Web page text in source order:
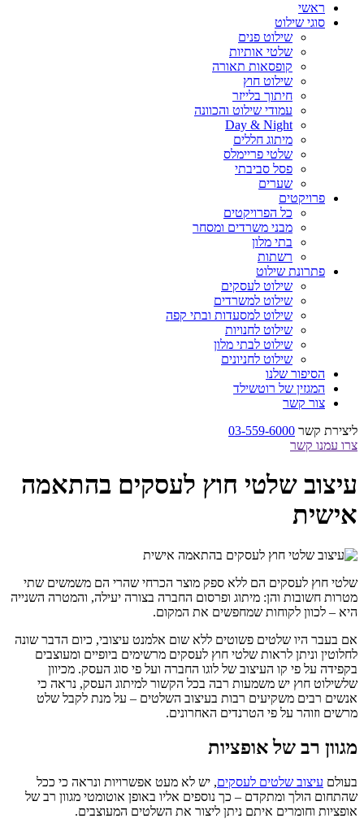
ראשי
סוגי שילוט
שילוט פנים
שלטי אותיות
קופסאות תאורה
שילוט חוץ
חיתוך בלייזר
עמודי שילוט והכוונה
Day & Night
מיתוג חללים
שלטי פריימלס
פסל סביבתי
שערים
פרויקטים
כל הפרויקטים
מבני משרדים ומסחר
בתי מלון
רשתות
פתרונת שילוט
שילוט לעסקים
שילוט למשרדים
שילוט למסעדות ובתי קפה
שילוט לחנויות
שילוט לבתי מלון
שילוט לחניונים
הסיפור שלנו
המגזין של רוטשילד
צור קשר
ליצירת קשר 03-559-6000
צרו עמנו קשר
עיצוב שלטי חוץ לעסקים בהתאמה
אישית
שלטי חוץ לעסקים הם ללא ספק מוצר הכרחי שהרי הם משמשים שתי
מטרות חשובות והן: מיתוג ופרסום החברה בצורה יעילה, והמטרה השנייה
היא – לכוון לקוחות שמחפשים את המקום.
אם בעבר היו שלטים פשוטים ללא שום אלמנט עיצובי, כיום הדבר שונה
לחלוטין וניתן לראות שלטי חוץ לעסקים מרשימים ביופיים ומעוצבים
בקפידה על פי קו העיצוב של לוגו החברה ועל פי סוג העסק. מכיוון
שלשילוט חוץ יש משמעות רבה בכל הקשור למיתוג העסק, נראה כי
אנשים רבים משקיעים רבות בעיצוב השלטים – על מנת לקבל שלט
מרשים וזוהר על פי הטרנדים האחרונים.
מגוון רב של אופציות
בעולם עיצוב שלטים לעסקים, יש לא מעט אפשרויות ונראה כי ככל
שהתחום הולך ומתקדם – כך נוספים אליו באופן אוטומטי מגוון רב של
אופציות וחומרים איתם ניתן ליצור את השלטים המעוצבים.